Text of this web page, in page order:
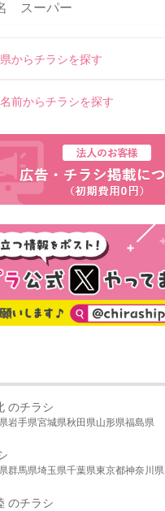
からチラシを探す
前からチラシを探す
のチラシ
岩手県宮城県秋田県山形県福島県
群馬県埼玉県千葉県東京都神奈川県
のチラシ